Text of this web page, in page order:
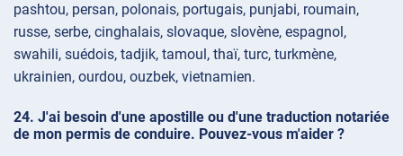
pashtou, persan, polonais, portugais, punjabi, roumain,
russe, serbe, cinghalais, slovaque, slovène, espagnol,
swahili, suédois, tadjik, tamoul, thaï, turc, turkmène,
ukrainien, ourdou, ouzbek, vietnamien.
J'ai besoin d'une apostille ou d'une traduction notariée
de mon permis de conduire. Pouvez-vous m'aider ?